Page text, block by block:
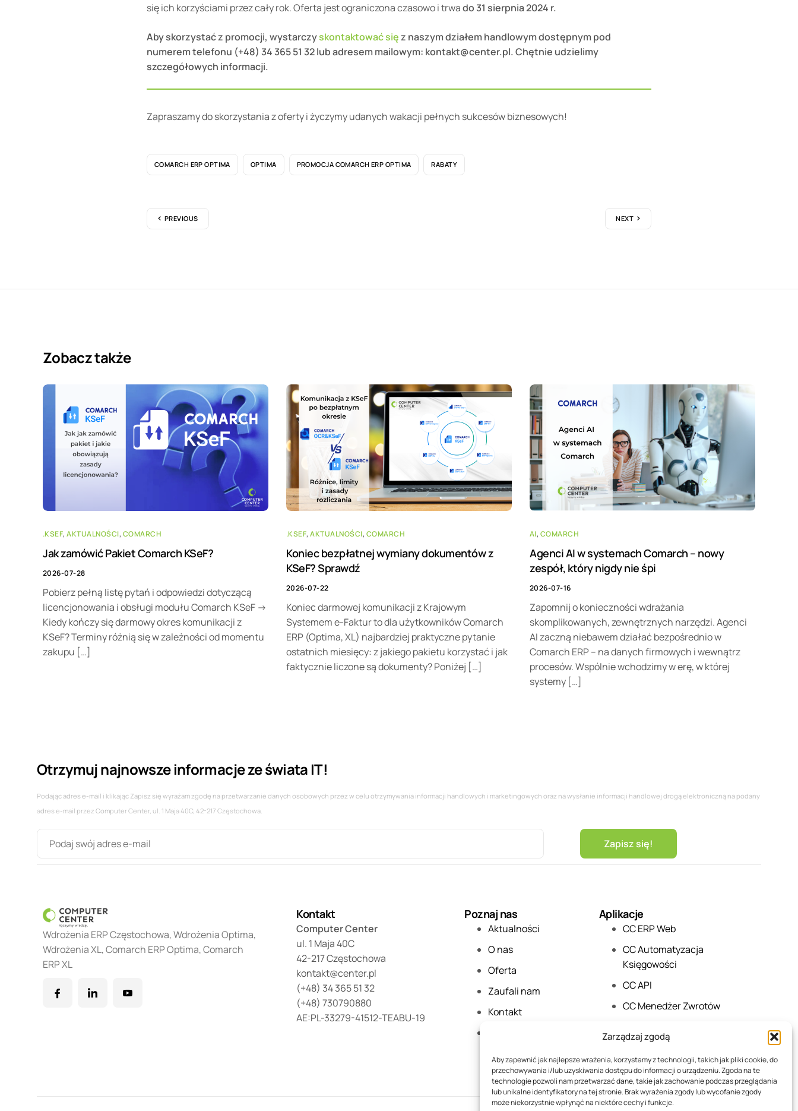
Zarządzaj zgodą
Aby zapewnić jak najlepsze wrażenia, korzystamy z technologii, takich jak pliki cookie, do
przechowywania i/lub uzyskiwania dostępu do informacji o urządzeniu. Zgoda na te
technologie pozwoli nam przetwarzać dane, takie jak zachowanie podczas przeglądania
lub unikalne identyfikatory na tej stronie. Brak wyrażenia zgody lub wycofanie zgody
może niekorzystnie wpłynąć na niektóre cechy i funkcje.
się ich korzyściami przez cały rok. Oferta jest ograniczona czasowo i trwado 31 sierpnia 2024 r.
Aby skorzystać z promocji, wystarczyskontaktować sięz naszym działem handlowym dostępnym pod
numerem telefonu (+48) 34 365 51 32 lub adresem mailowym: kontakt@center.pl. Chętnie udzielimy
szczegółowych informacji.
Zapraszamy do skorzystania z oferty i życzymy udanych wakacji pełnych sukcesów biznesowych!
COMARCH ERP OPTIMA OPTIMA PROMOCJA COMARCH ERP OPTIMA RABATY
PREVIOUS NEXT
Zobacz także
.KSEF,AKTUALNOŚCI, COMARCH
Jak zamówić Pakiet Comarch KSeF?
2026-07-28
Pobierz pełną listę pytań i odpowiedzi dotyczącą
licencjonowania i obsługi modułu Comarch KSeF ->
Kiedy kończy się darmowy okres komunikacji z
KSeF? Terminy różnią się w zależności od momentu
zakupu […]
.KSEF,AKTUALNOŚCI, COMARCH
Koniec bezpłatnej wymiany dokumentów z
KSeF? Sprawdź
2026-07-22
Koniec darmowej komunikacji z Krajowym
Systemem e-Faktur to dla użytkowników Comarch
ERP (Optima, XL) najbardziej praktyczne pytanie
ostatnich miesięcy: z jakiego pakietu korzystać i jak
faktycznie liczone są dokumenty? Poniżej […]
AI, COMARCH
Agenci AI w systemach Comarch – nowy
zespół, który nigdy nie śpi
2026-07-16
Zapomnij o konieczności wdrażania
skomplikowanych, zewnętrznych narzędzi. Agenci
AI zaczną niebawem działać bezpośrednio w
Comarch ERP – na danych firmowych i wewnątrz
procesów. Wspólnie wchodzimy w erę, w której
systemy […]
Otrzymuj najnowsze informacje ze świata IT!
Podając adres e-mail i klikając Zapisz się wyrażam zgodę na przetwarzanie danych osobowych przez w celu otrzymywania informacji handlowych i marketingowych oraz na wysłanie informacji handlowej drogą elektroniczną na podany
adres e-mail przez Computer Center, ul. 1 Maja 40C, 42-217 Częstochowa.
Zapisz się!
Wdrożenia ERP Częstochowa, Wdrożenia Optima,
Wdrożenia XL, Comarch ERP Optima, Comarch
ERP XL
Kontakt
Computer Center
ul. 1 Maja 40C
42-217 Częstochowa
kontakt@center.pl
(+48) 34 365 51 32
(+48) 730790880
AE:PL-33279-41512-TEABU-19
Poznaj nas
Aktualności
O nas
Oferta
Zaufali nam
Kontakt
Aplikacje
CC ERP Web
CC Automatyzacja
Księgowości
CC API
CC Menedżer Zwrotów